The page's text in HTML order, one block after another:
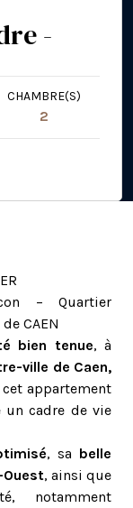
-
CHAMBRE(S)
2
– Quartier
CAEN
bien tenue, à
ville de Caen,
appartement
un cadre de vie
, sa belle
, ainsi que
notamment